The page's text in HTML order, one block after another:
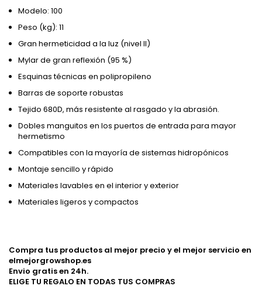
Modelo: 100
Peso (kg): 11
Gran hermeticidad a la luz (nivel II)
Mylar de gran reflexión (95 %)
Esquinas técnicas en polipropileno
Barras de soporte robustas
Tejido 680D, más resistente al rasgado y la abrasión.
Dobles manguitos en los puertos de entrada para mayor
hermetismo
Compatibles con la mayoría de sistemas hidropónicos
Montaje sencillo y rápido
Materiales lavables en el interior y exterior
Materiales ligeros y compactos
Compra tus productos al mejor precio y el mejor servicio en
elmejorgrowshop.es
Envio gratis en 24h.
ELIGE TU REGALO EN TODAS TUS COMPRAS